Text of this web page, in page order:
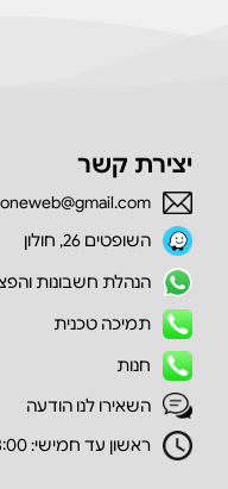
יצירת קשר
השופטים 26, חולון
הנהלת חשבונות
תמיכה טכנית
חנות
השאירו לנו הודעה
ראשון עד חמישי: 08:00 - 18:00